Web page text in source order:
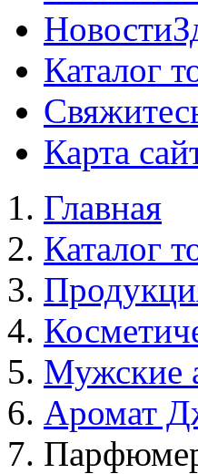
Новости
Каталог
Карта
Главная
Каталог
Мужские
Аромат